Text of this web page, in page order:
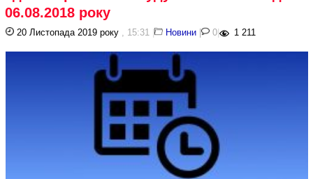
06.08.2018 року
20 Листопада 2019 року , 15:31 | Новини | 0 | 1 211